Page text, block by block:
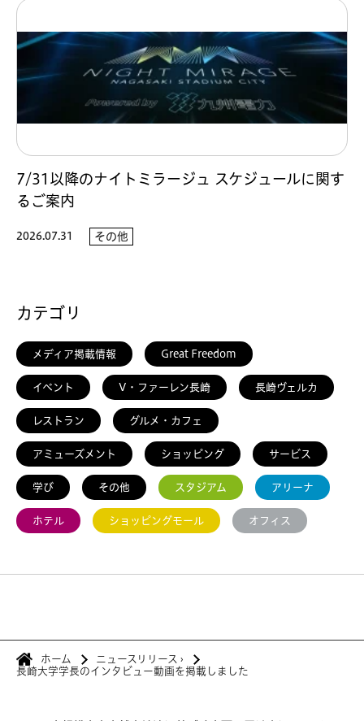
7/31以降のナイトミラージュ スケジュールに関す
るご案内
2026.07.31 その他
カテゴリ
メディア掲載情報 Great Freedom
イベント V・ファーレン長崎 長崎ヴェルカ
レストラン グルメ・カフェ
アミューズメント ショッピング サービス
学び その他 スタジアム アリーナ
ホテル ショッピングモール オフィス
ホーム ニュースリリース ›
長崎大学学長のインタビュー動画を掲載しました